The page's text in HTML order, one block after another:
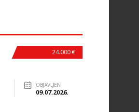
24.000 €
OBJAVLJEN
09.07.2026.